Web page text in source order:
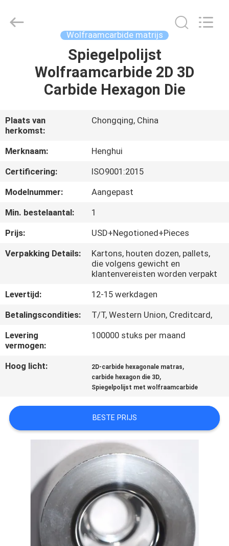
PRODUCTEN
VIDEO'S
ONGEVEER
ONS
KWALITEITSCONTROLE
CONTACTEER
NIEUWS
VERZOEK
OM EEN
SITEMAP
PRIVACYBELEID
Limited.
Wolfraamcarbide matrijs
Spiegelpolijst
Wolfraamcarbide 2D 3D
Carbide Hexagon Die
Plaats van
herkomst:
Chongqing, China
Merknaam:
Henghui
Certificering:
ISO9001:2015
Modelnummer:
Aangepast
Min. bestelaantal:
1
Prijs:
USD+Negotioned+Pieces
Verpakking Details:
Kartons, houten dozen, pallets,
die volgens gewicht en
klantenvereisten worden verpakt
Levertijd:
12-15 werkdagen
Betalingscondities:
T/T, Western Union, Creditcard,
Levering
vermogen:
100000 stuks per maand
Hoog licht: 2D-carbide hexagonale matras,
carbide hexagon die 3D,
Spiegelpolijst met wolfraamcarbide
BESTE PRIJS